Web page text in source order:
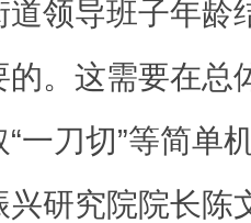
道领导班子年龄
。这需要在总
一刀切”等简单
兴研究院院长陈